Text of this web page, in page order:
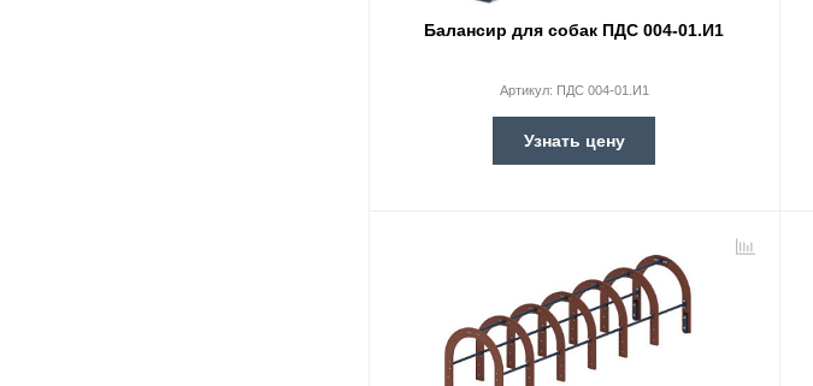
Балансир для собак ПДС 004-01.И1
Артикул: ПДС 004-01.И1
Узнать цену